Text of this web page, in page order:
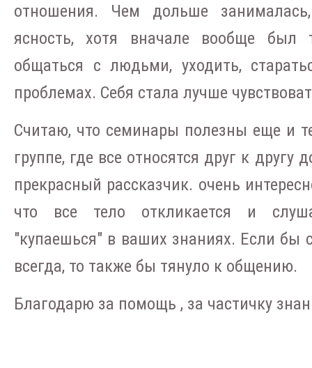
отношения. Чем дольше
ясность, хотя вначале вообще был
общаться с людьми, уходить,
проблемах. Себя стала лучше
Cчитаю, что семинары полезны еще и
группе, где все относятся друг к другу
прекрасный рассказчик. очень
что все тело откликается и
"купаешься" в ваших знаниях. Если бы
всегда, то также бы тянуло к общению.
Благодарю за помощь , за частичку